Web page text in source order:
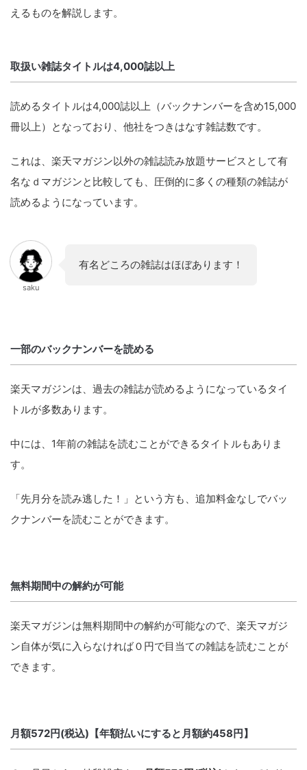
えるものを解説します。
取扱い雑誌タイトルは4,000誌以上
読めるタイトルは4,000誌以上（バックナンバーを含め15,000
冊以上）となっており、他社をつきはなす雑誌数です。
これは、楽天マガジン以外の雑誌読み放題サービスとして有
名なｄマガジンと比較しても、圧倒的に多くの種類の雑誌が
読めるようになっています。
saku
有名どころの雑誌はほぼあります！
一部のバックナンバーを読める
楽天マガジンは、過去の雑誌が読めるようになっているタイ
トルが多数あります。
中には、1年前の雑誌を読むことができるタイトルもありま
す。
「先月分を読み逃した！」という方も、追加料金なしでバッ
クナンバーを読むことができます。
無料期間中の解約が可能
楽天マガジンは無料期間中の解約が可能なので、楽天マガジ
ン自体が気に入らなければ０円で目当ての雑誌を読むことが
できます。
月額572円(税込)【年額払いにすると月額約458円】